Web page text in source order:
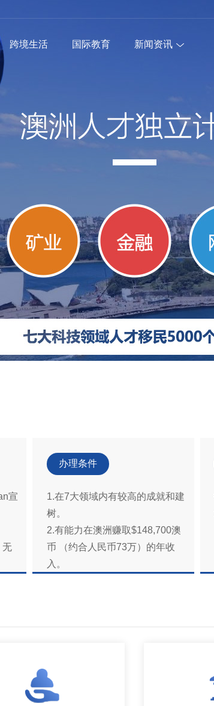
跨境生活 国际教育 新闻资讯
宣
无
办理条件
1.在7大领域内有较高的成就和建
树。
2.有能力在澳洲赚取$148,700澳
币 （约合人民币73万）的年收
入。